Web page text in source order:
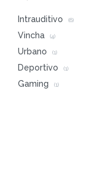
Intrauditivo (6)
Vincha (4)
Urbano (1)
Deportivo (1)
Gaming (1)